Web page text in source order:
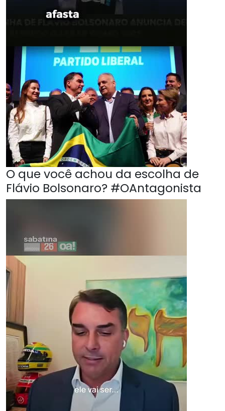
O que você achou da escolha de
Flávio Bolsonaro? #OAntagonista